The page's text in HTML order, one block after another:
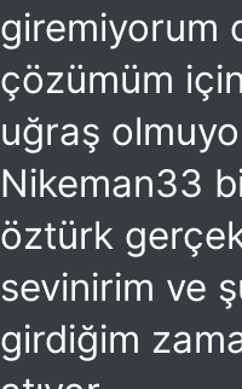
giremiyorum
çözümüm
uğraş
Nikeman33
öztürk
sevinirim ve
girdiğim